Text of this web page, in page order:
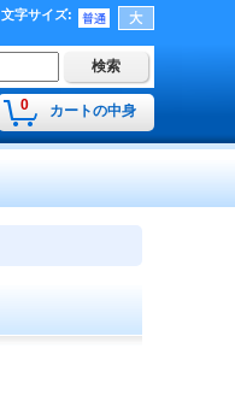
文字サイズ:
0 カートの中身